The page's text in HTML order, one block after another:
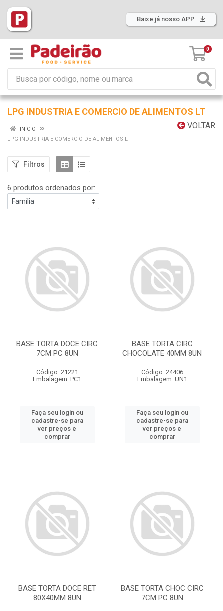
Baixe já nosso APP
0
LPG INDUSTRIA E COMERCIO DE ALIMENTOS LT
VOLTAR
INÍCIO
LPG INDUSTRIA E COMERCIO DE ALIMENTOS LT
Filtros
6 produtos ordenados por:
BASE TORTA DOCE CIRC
7CM PC 8UN
Código: 21221
Embalagem: PC1
Faça seu login ou
cadastre-se para
ver preços e
comprar
BASE TORTA CIRC
CHOCOLATE 40MM 8UN
Código: 24406
Embalagem: UN1
Faça seu login ou
cadastre-se para
ver preços e
comprar
BASE TORTA DOCE RET
80X40MM 8UN
BASE TORTA CHOC CIRC
7CM PC 8UN